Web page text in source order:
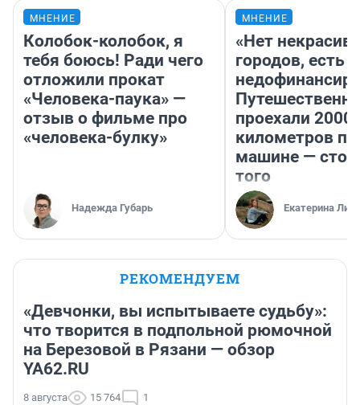
МНЕНИЕ
Колобок-колобок, я
тебя боюсь! Ради чего
отложили прокат
«Человека-паука» —
отзыв о фильме про
«человека-булку»
Надежда Губарь
МНЕНИЕ
«Нет
городов, есть
проехали 2000
километров по
машине —
того
Екатерина
РЕКОМЕНДУЕМ
«Девчонки, вы испытываете судьбу»:
что творится в подпольной рюмочной
на Березовой в Рязани — обзор
YA62.RU
8 августа 15 764 1